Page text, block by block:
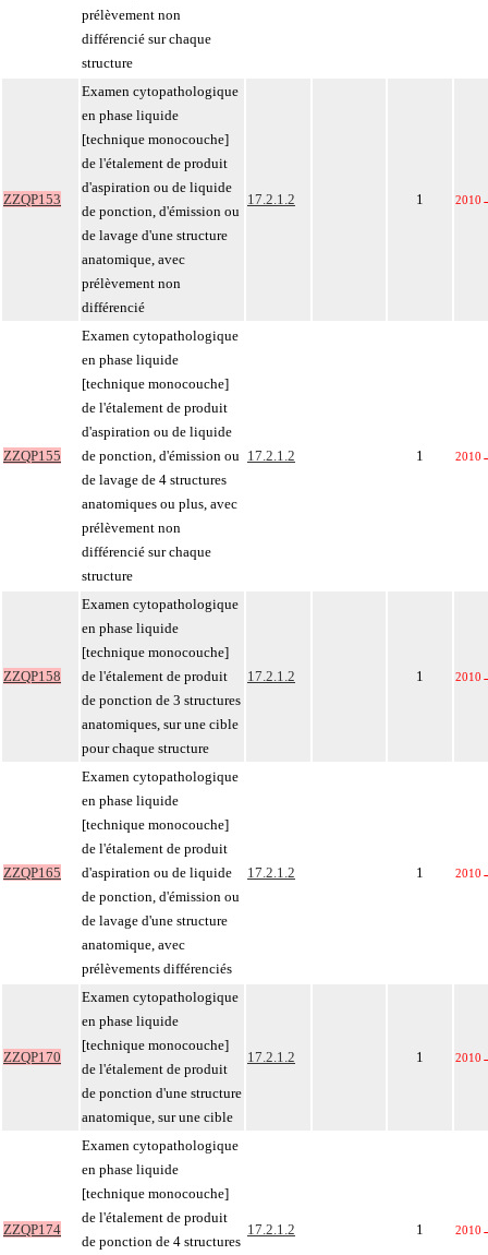
prélèvement non
différencié sur chaque
structure
ZZQP153
Examen cytopathologique
en phase liquide
[technique monocouche]
de l'étalement de produit
d'aspiration ou de liquide
de ponction, d'émission ou
de lavage d'une structure
anatomique, avec
prélèvement non
différencié
17.2.1.2 1 2010
ZZQP155
Examen cytopathologique
en phase liquide
[technique monocouche]
de l'étalement de produit
d'aspiration ou de liquide
de ponction, d'émission ou
de lavage de 4 structures
anatomiques ou plus, avec
prélèvement non
différencié sur chaque
structure
17.2.1.2 1 2010
ZZQP158
Examen cytopathologique
en phase liquide
[technique monocouche]
de l'étalement de produit
de ponction de 3 structures
anatomiques, sur une cible
pour chaque structure
17.2.1.2 1 2010
ZZQP165
Examen cytopathologique
en phase liquide
[technique monocouche]
de l'étalement de produit
d'aspiration ou de liquide
de ponction, d'émission ou
de lavage d'une structure
anatomique, avec
prélèvements différenciés
17.2.1.2 1 2010
ZZQP170
Examen cytopathologique
en phase liquide
[technique monocouche]
de l'étalement de produit
de ponction d'une structure
anatomique, sur une cible
17.2.1.2 1 2010
ZZQP174
Examen cytopathologique
en phase liquide
[technique monocouche]
de l'étalement de produit
de ponction de 4 structures
17.2.1.2 1 2010